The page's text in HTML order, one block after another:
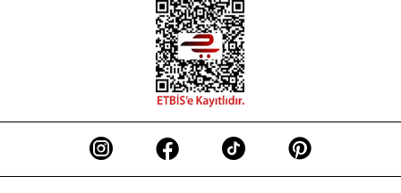
Siyah bir elbiseyi tamamlamanın en etkili yollarından
biri, doğru topuklu ayakkabı seçimidir.
ve zarif topuklu ayakkabıları
sade şıklığını mükemmel bir şekilde tamamlar. İster
ince topuklu, ister kalın topuklu bir model tercih et,
bu ayakkabılar seni her zaman daha uzun ve zarif
gösterir.